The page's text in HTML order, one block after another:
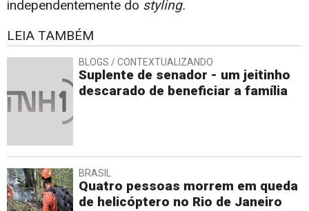
independentemente do styling.
LEIA TAMBÉM
BLOGS / CONTEXTUALIZANDO
Suplente de senador - um jeitinho
descarado de beneficiar a família
BRASIL
Quatro pessoas morrem em queda
de helicóptero no Rio de Janeiro